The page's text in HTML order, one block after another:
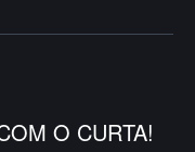
O CURTA!